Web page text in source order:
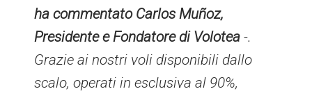
ha commentato Carlos Muñoz,
Presidente e Fondatore di Volotea -.
Grazie ai nostri voli disponibili dallo
scalo, operati in esclusiva al 90%,